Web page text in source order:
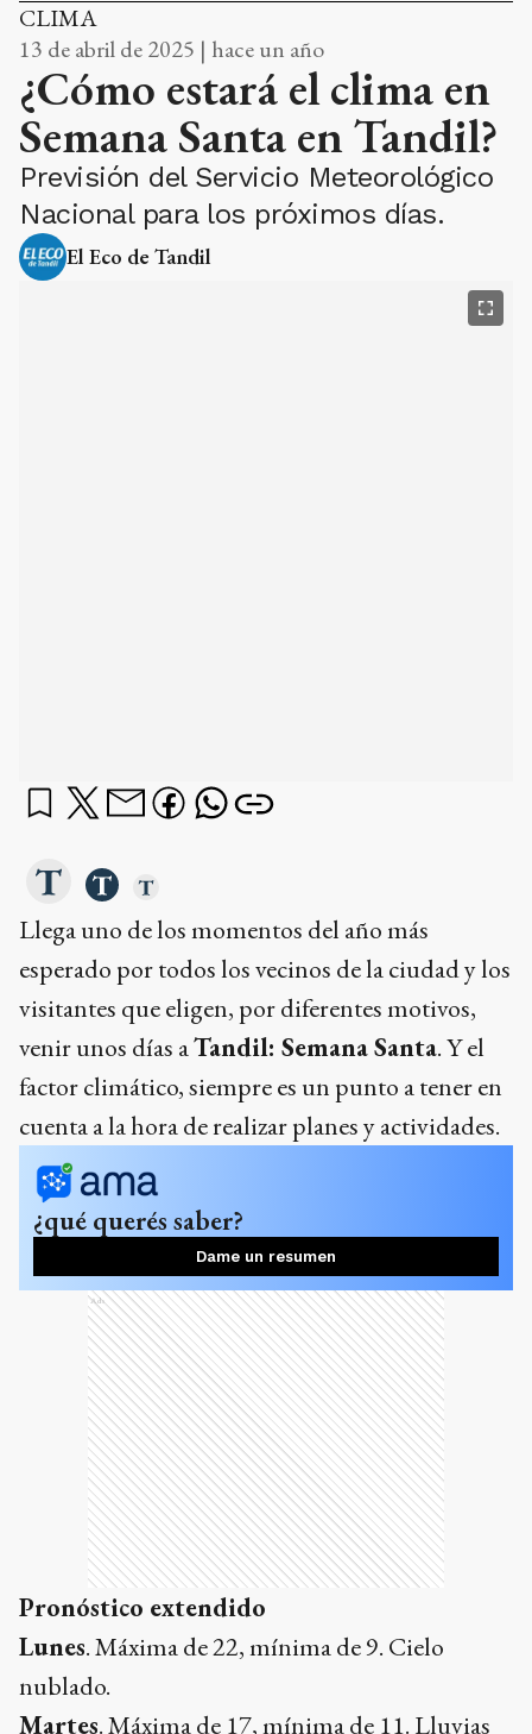
CLIMA
13 de abril de 2025 | hace un año
¿Cómo estará el clima en
Semana Santa en Tandil?
Previsión del Servicio Meteorológico
Nacional para los próximos días.
El Eco de Tandil
visitantes que eligen, por diferentes motivos,
factor climático, siempre es un punto a tener en
cuenta a la hora de realizar planes y actividades.
¿qué querés saber?
Dame un resumen
Ads
Pronóstico extendido
. Máxima de 22, mínima de 9. Cielo
nublado.
Martes. Máxima de 17, mínima de 11. Lluvias
aisladas.
Miércoles. Máxima de 20, mínima de 10.
Mayormente nublado.
Jueves. Máxima de 21, mínima de 10.
Parcialmente nublado.